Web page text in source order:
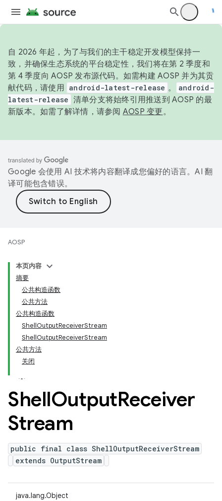
自 2026 年起，为了与我们的主干稳定开发模型保持一
致，并确保生态系统的平台稳定性，我们将在第 2 季度和
第 4 季度向 AOSP 发布源代码。如需构建 AOSP 并为其贡
献代码，请使用 android-latest-release 。
android-
latest-release 清单分支将始终引用推送到 AOSP 的最
新版本。如需了解详情，请参阅 AOSP 变更。
Google 会使用 AI 技术将内容翻译成您偏好的语言。AI 翻
译可能包含错误。
AOSP
本页内容
摘要
公共构造函数
公共方法
公共构造函数
ShellOutputReceiverStream
ShellOutputReceiverStream
公共方法
关闭
ShellOutputReceiver
Stream
public final class ShellOutputReceiverStream
extends OutputStream
java.lang.Object